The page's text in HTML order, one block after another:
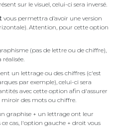
sur le visuel, celui-ci sera inversé.
vous permettra d’avoir une version
Attention, pour cette option
(pas de lettre ou de chiffre),
un lettrage ou des chiffres (c'est
par exemple), celui-ci sera
avec cette option afin d'assurer
des mots ou chiffre.
graphise + un lettrage ont leur
cas, l'option gauche + droit vous